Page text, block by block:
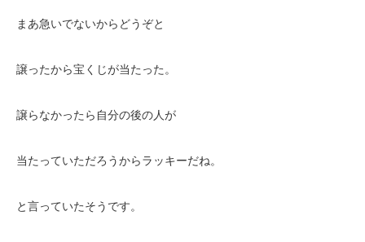
まあ急いでないからどうぞと
譲ったから宝くじが当たった。
譲らなかったら自分の後の人が
当たっていただろうからラッキーだね。
と言っていたそうです。